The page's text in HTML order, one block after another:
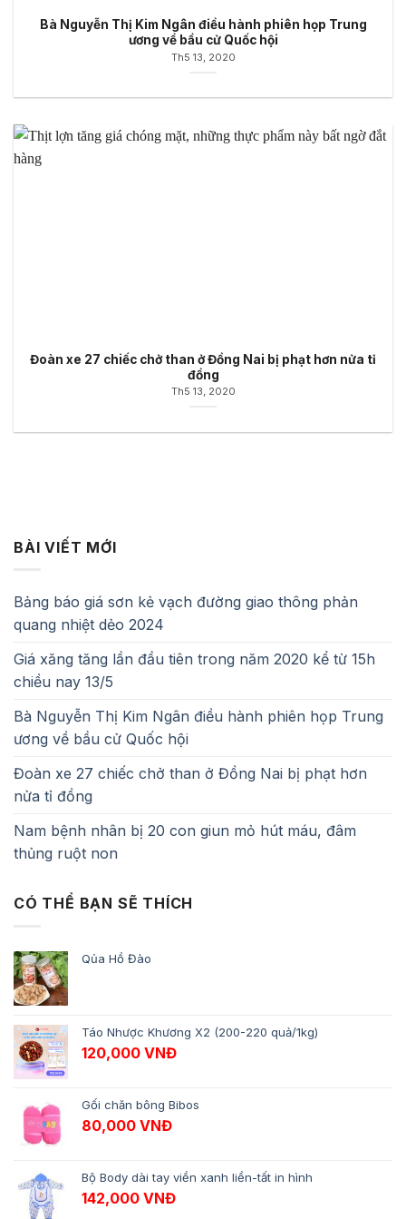
Bà Nguyễn Thị Kim Ngân điều hành phiên họp Trung
ương về bầu cử Quốc hội
Th5 13, 2020
Đoàn xe 27 chiếc chở than ở Đồng Nai bị phạt hơn nửa tỉ
đồng
Th5 13, 2020
BÀI VIẾT MỚI
Bảng báo giá sơn kẻ vạch đường giao thông phản
quang nhiệt dẻo 2024
Giá xăng tăng lần đầu tiên trong năm 2020 kể từ 15h
chiều nay 13/5
Bà Nguyễn Thị Kim Ngân điều hành phiên họp Trung
ương về bầu cử Quốc hội
Đoàn xe 27 chiếc chở than ở Đồng Nai bị phạt hơn
nửa tỉ đồng
Nam bệnh nhân bị 20 con giun mỏ hút máu, đâm
thủng ruột non
CÓ THỂ BẠN SẼ THÍCH
Qủa Hồ Đào
Táo Nhược Khương X2 (200-220 quả/1kg)
120,000 VNĐ
Gối chăn bông Bibos
80,000 VNĐ
Bộ Body dài tay viền xanh liền-tất in hình
142,000 VNĐ